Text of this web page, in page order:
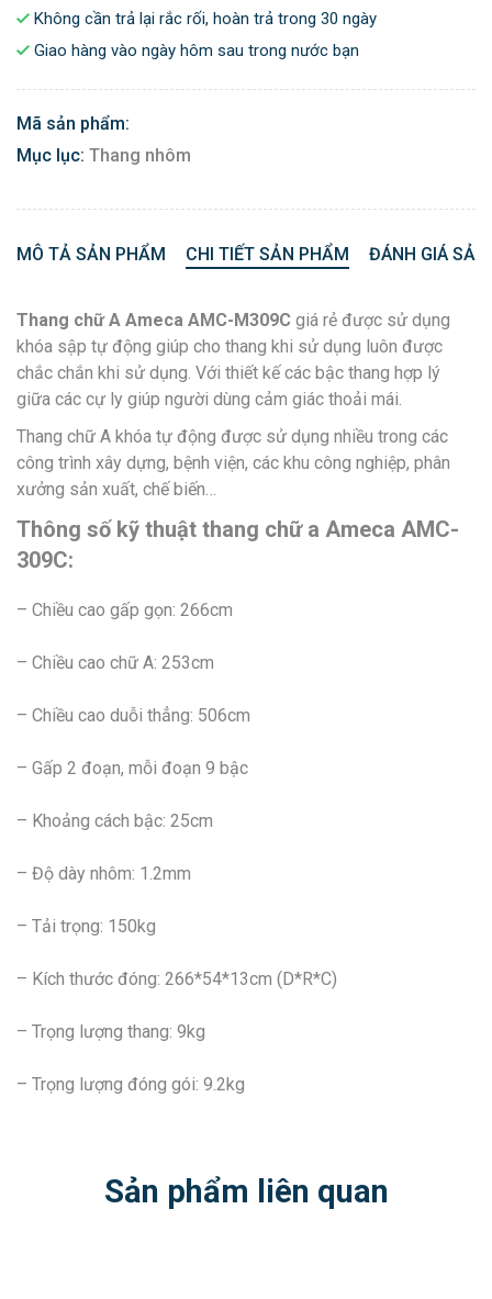
Không cần trả lại rắc rối, hoàn trả trong 30 ngày
Giao hàng vào ngày hôm sau trong nước bạn
Mã sản phẩm:
Mục lục: Thang nhôm
MÔ TẢ SẢN PHẨM CHI TIẾT SẢN PHẨM ĐÁNH GIÁ
Thang chữ A Ameca AMC-M309C giá rẻ được sử dụng
khóa sập tự động giúp cho thang khi sử dụng luôn được
chắc chắn khi sử dụng. Với thiết kế các bậc thang hợp lý
giữa các cự ly giúp người dùng cảm giác thoải mái.
Thang chữ A khóa tự động được sử dụng nhiều trong các
công trình xây dựng, bệnh viện, các khu công nghiệp, phân
xưởng sản xuất, chế biến…
Thông số kỹ thuật thang chữ a Ameca AMC-
309C:
– Chiều cao gấp gọn: 266cm
– Chiều cao chữ A: 253cm
– Chiều cao duỗi thẳng: 506cm
– Gấp 2 đoạn, mỗi đoạn 9 bậc
– Khoảng cách bậc: 25cm
– Độ dày nhôm: 1.2mm
– Tải trọng: 150kg
– Kích thước đóng: 266*54*13cm (D*R*C)
– Trọng lượng thang: 9kg
– Trọng lượng đóng gói: 9.2kg
Sản phẩm liên quan